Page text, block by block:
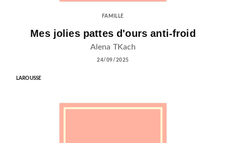
FAMILLE
Mes jolies pattes d'ours anti-froid
Alena TKach
24/09/2025
LAROUSSE